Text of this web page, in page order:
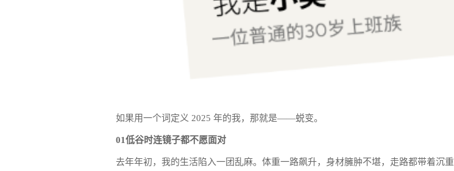
如果用一个词定义 2025 年的我，那就是——蜕变。
01低谷时连镜子都不愿面对
去年年初，我的生活陷入一团乱麻。体重一路飙升，身材臃肿不堪，走路都带着沉